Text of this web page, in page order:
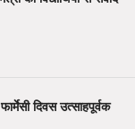
दिवस उत्साहपूर्वक